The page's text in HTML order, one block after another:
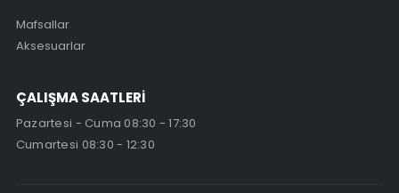
Mafsallar
Aksesuarlar
ÇALIŞMA SAATLERİ
Pazartesi - Cuma 08:30 - 17:30
Cumartesi 08:30 - 12:30